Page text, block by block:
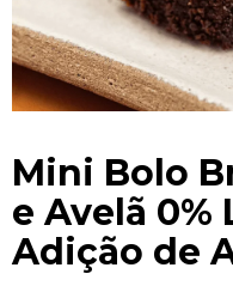
Mini Bolo
e Avelã 0%
Adição de